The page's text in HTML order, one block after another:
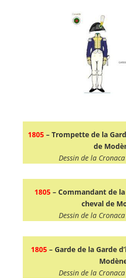
1805 – Trompette de la
de
Dessin de la
1805– Commandant de
cheval de
Dessin de la
1805 – Garde de la Garde
Dessin de la